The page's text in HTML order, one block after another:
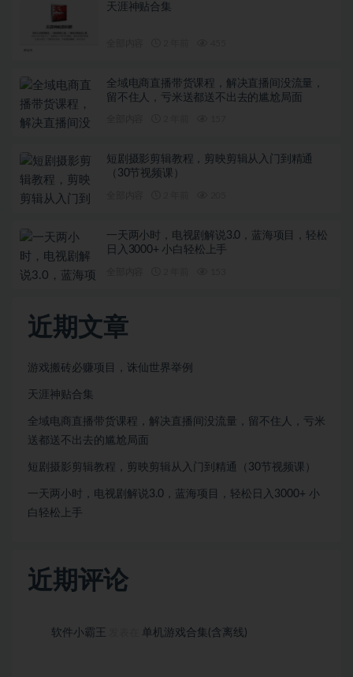
天涯神贴合集
全域电商直播带货课程，解决直播间没流量，
留不住人，亏米送都送不出去的尴尬局面
短剧摄影剪辑教程，剪映剪辑从入门到精通
（30节视频课）
一天两小时，电视剧解说3.0，蓝海项目，轻松
日入3000+ 小白轻松上手
近期文章
游戏搬砖必赚项目，诛仙世界举例
天涯神贴合集
全域电商直播带货课程，解决直播间没流量，留不住人，亏米
送都送不出去的尴尬局面
短剧摄影剪辑教程，剪映剪辑从入门到精通（30节视频课）
一天两小时，电视剧解说3.0，蓝海项目，轻松日入3000+ 小
白轻松上手
近期评论
软件小霸王 单机游戏合集(含离线)